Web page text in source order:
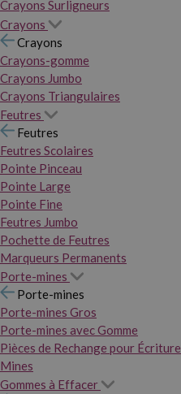
Crayons Surligneurs
Crayons
Crayons
Crayons-gomme
Crayons Jumbo
Crayons Triangulaires
Feutres
Feutres
Feutres Scolaires
Pointe Pinceau
Pointe Large
Pointe Fine
Feutres Jumbo
Pochette de Feutres
Marqueurs Permanents
Porte-mines
Porte-mines
Porte-mines Gros
Porte-mines avec Gomme
Pièces de Rechange pour Écriture
Mines
Gommes à Effacer